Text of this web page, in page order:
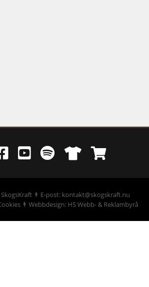
↟ E-post: kontakt@skogskraft.nu
↟ Webbdesign: HS Webb- & Reklambyrå